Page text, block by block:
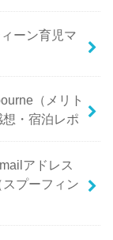
ーン育児マ
（メリト
・宿泊レポ
アドレス
プーフィン